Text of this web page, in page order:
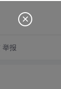
举报